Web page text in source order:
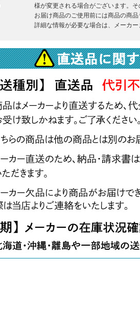
様が変更される場合がございます。
お届け商品のご使用前には商品の商
詳細な情報が必要な場合は、メーカ